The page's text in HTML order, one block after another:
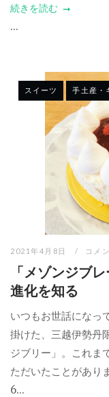
続きを読む
...
スイーツ 手土産・
2021年4月8日 コメ
「メゾンジブ
進化を知る
いつもお世話になっ
掛けた、三越伊勢丹
ジブリー」。これま
ただいたことがあり
6...